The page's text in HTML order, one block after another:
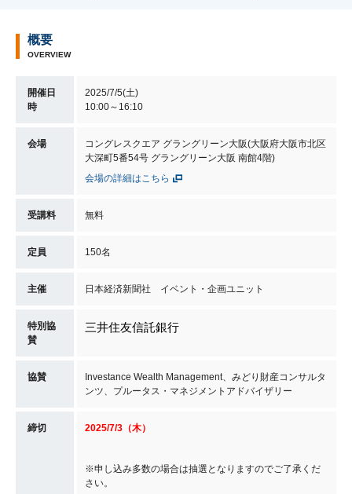
概要
OVERVIEW
開催日
時
2025/7/5(土)
10:00～16:10
会場
コングレスクエア グラングリーン大阪(大阪府大阪市北区
大深町5番54号 グラングリーン大阪 南館4階)
会場の詳細はこちら
受講料 無料
定員 150名
主催 日本経済新聞社 イベント・企画ユニット
特別協
賛
三井住友信託銀行
協賛
Investance Wealth Management、みどり財産コンサルタ
ンツ、プルータス・マネジメントアドバイザリー
締切 2025/7/3 （木）
※申し込み多数の場合は抽選となりますのでご了承くだ
さい。